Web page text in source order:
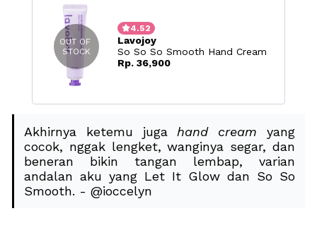
OUT OF
STOCK
4.52
Lavojoy
So So So Smooth Hand Cream
Rp. 36,900
Akhirnya ketemu juga hand cream yang
cocok, nggak lengket, wanginya segar, dan
beneran bikin tangan lembap, varian
andalan aku yang Let It Glow dan So So
Smooth. - @ioccelyn